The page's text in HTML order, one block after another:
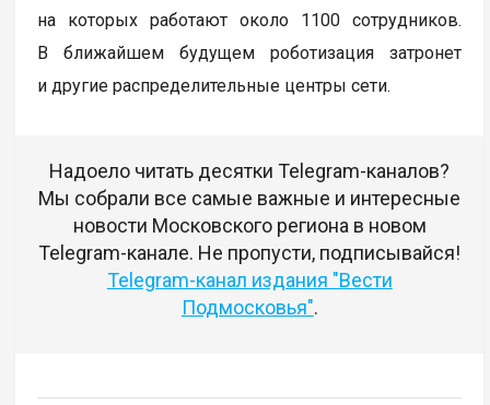
на которых работают около 1100 сотрудников.
В ближайшем будущем роботизация затронет
и другие распределительные центры сети.
Надоело читать десятки Telegram-каналов?
Мы собрали все самые важные и интересные
новости Московского региона в новом
Telegram-канале. Не пропусти, подписывайся!
Telegram-канал издания "Вести
Подмосковья".